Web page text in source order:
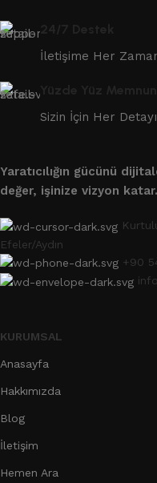
İletişime Her Zaman
Sizin İçin Her
Yaratıcılığın gücünü
değer, işinize vizyon katar.
Efeler/Aydın
+90
KURUMSAL
Anasayfa
Hakkımızda
Blog
İletişim
Hemen Ara